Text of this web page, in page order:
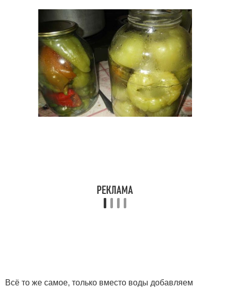
Всё то же самое, только вместо воды добавляем